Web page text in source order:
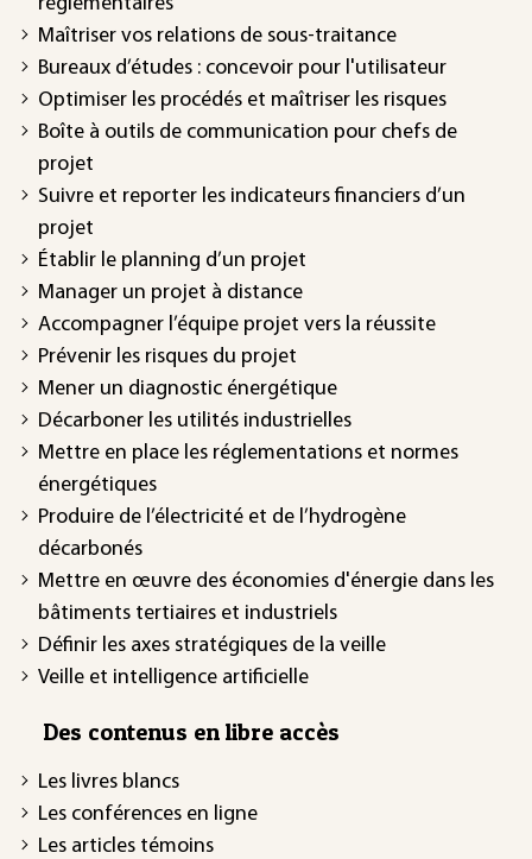
Maîtriser vos relations de sous-traitance
Bureaux d’études : concevoir pour l'utilisateur
Optimiser les procédés et maîtriser les risques
Boîte à outils de communication pour chefs de
projet
Suivre et reporter les indicateurs financiers d’un
projet
Établir le planning d’un projet
Manager un projet à distance
Accompagner l’équipe projet vers la réussite
Prévenir les risques du projet
Mener un diagnostic énergétique
Décarboner les utilités industrielles
Mettre en place les réglementations et normes
énergétiques
Produire de l’électricité et de l’hydrogène
décarbonés
Mettre en œuvre des économies d'énergie dans les
bâtiments tertiaires et industriels
Définir les axes stratégiques de la veille
Veille et intelligence artificielle
Des contenus en libre accès
Les livres blancs
Les conférences en ligne
Les articles témoins